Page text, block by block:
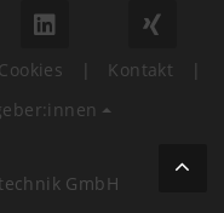
Cookies | Kontakt
|
GmbH